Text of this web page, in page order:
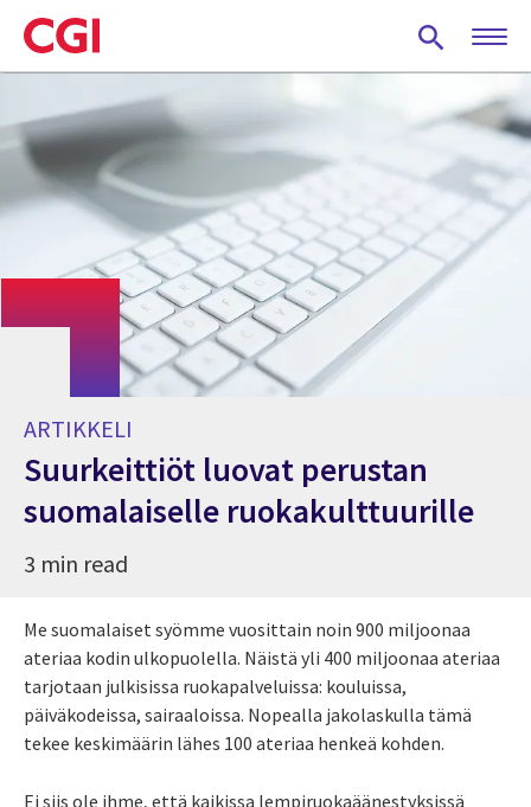
Skip
to
main
ARTIKKELI
Suurkeittiöt luovat perustan
suomalaiselle ruokakulttuurille
3 min read
Me suomalaiset syömme vuosittain noin 900 miljoonaa
ateriaa kodin ulkopuolella. Näistä yli 400 miljoonaa ateriaa
tarjotaan julkisissa ruokapalveluissa: kouluissa,
päiväkodeissa, sairaaloissa. Nopealla jakolaskulla tämä
tekee keskimäärin lähes 100 ateriaa henkeä kohden.
Ei siis ole ihme, että kaikissa lempiruokaäänestyksissä